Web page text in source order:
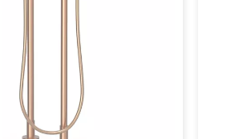
wykonania.
wyglądem, ale
Ich wszechstronność
jak i kuchniach,